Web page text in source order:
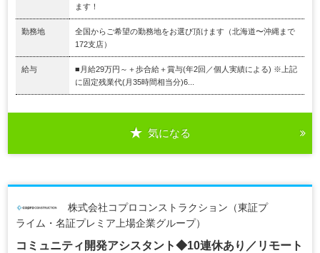
ます！
勤務地
全国からご希望の勤務地をお選び頂けます（北海道〜沖縄まで
172支店）
給与
■月給29万円～＋歩合給＋賞与(年2回／個人実績による) ※上記
に固定残業代(月35時間相当分)6...
気になる
株式会社コプロコンストラクション（東証プ
ライム・名証プレミア上場企業グループ）
コミュニティ開発アシスタント◆10連休あり／リモート